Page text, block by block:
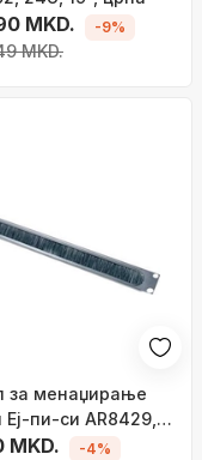
MKD.
MKD.
-9%
за менаџирање
Еј-пи-си AR8429,
рек кабинет, црн
MKD. -4%